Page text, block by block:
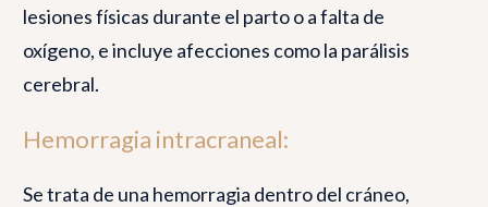
lesiones físicas durante el parto o a falta de
oxígeno, e incluye afecciones como la parálisis
cerebral.
Hemorragia intracraneal:
Se trata de una hemorragia dentro del cráneo,